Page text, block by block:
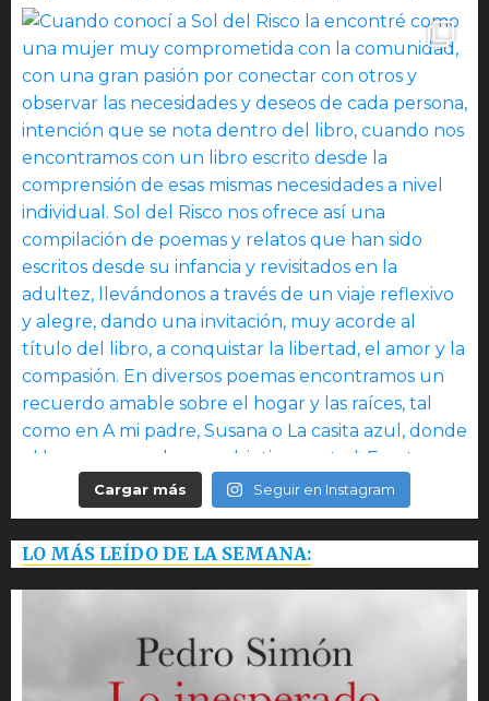
Cargar más Seguir en Instagram
LO MÁS LEÍDO DE LA SEMANA: